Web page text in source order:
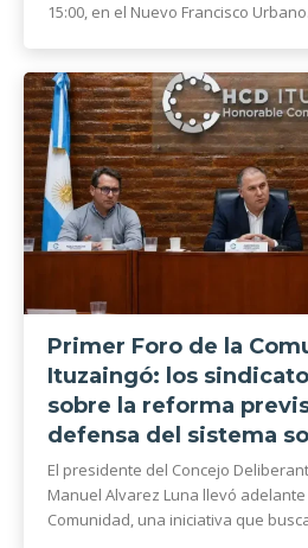
15:00, en el Nuevo Francisco
Primer Foro de la
Ituzaingó: los
sobre la reforma
defensa del sistema
El presidente del Concejo
Manuel Alvarez Luna llevó adelante
Comunidad, una iniciativa que